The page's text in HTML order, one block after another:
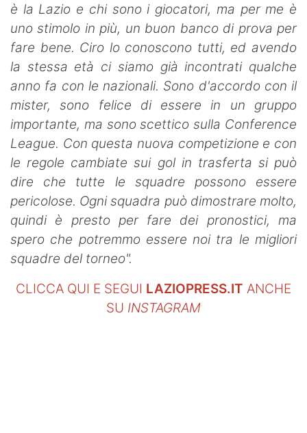
è la Lazio e chi sono i giocatori, ma per me è
uno stimolo in più, un buon banco di prova per
fare bene. Ciro lo conoscono tutti, ed avendo
la stessa età ci siamo già incontrati qualche
anno fa con le nazionali. Sono d'accordo con il
mister, sono felice di essere in un gruppo
importante, ma sono scettico sulla Conference
League. Con questa nuova competizione e con
le regole cambiate sui gol in trasferta si può
dire che tutte le squadre possono essere
pericolose. Ogni squadra può dimostrare molto,
quindi è presto per fare dei pronostici, ma
spero che potremmo essere noi tra le migliori
squadre del torneo".
CLICCA QUI E SEGUI LAZIOPRESS.IT ANCHE
SU INSTAGRAM